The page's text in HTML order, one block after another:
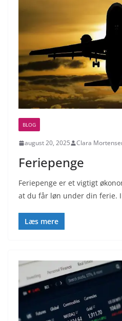
BLOG
august 20, 2025 Clara
Feriepenge
Feriepenge er et vigtigt
at du får løn under din ferie.
Læs mere